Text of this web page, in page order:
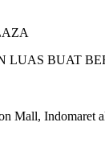
LUAS BUAT
Mall, Indomaret